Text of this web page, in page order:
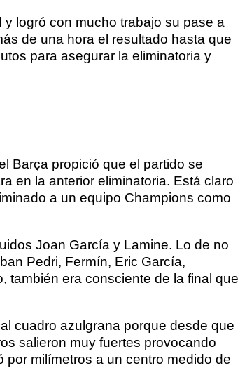
logró con mucho trabajo su pase a
de una hora el resultado hasta que
para asegurar la eliminatoria y
Barça propició que el partido se
en la anterior eliminatoria. Está claro
a un equipo Champions como
Joan García y Lamine. Lo de no
Pedri, Fermín, Eric García,
también era consciente de la final que
cuadro azulgrana porque desde que
salieron muy fuertes provocando
milímetros a un centro medido de